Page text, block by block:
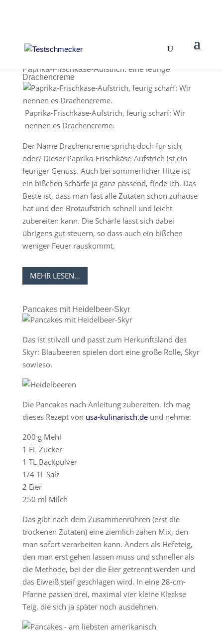
Paprika-Frischkäse-Aufstrich: eine feurige
Drachencreme
Paprika-Frischkäse-Aufstrich, feurig scharf: Wir
nennen es Drachencreme.
Der Name Drachencreme spricht doch für sich,
oder? Dieser Paprika-Frischkäse-Aufstrich ist ein
feuriger Genuss. Auch bei sommerlicher Hitze ist
ein bißchen Schärfe ja ganz passend, finde ich. Das
Beste ist, dass man fast alle Zutaten schon zuhause
hat und den Brotaufstrich schnell und leicht
zubereiten kann. Die Schärfe lässt sich dabei
übrigens gut steuern, so dass auch ein bißchen
weniger Feuer rauskommt.
MEHR LESEN…
Pancakes mit Heidelbeer-Skyr
Das ist stilvoll und passt zum Herkunftsland des
Skyr: Blaubeeren spielen dort eine große Rolle, Skyr
sowieso.
Die Pancakes nach Anleitung zubereiten. Ich mag
dieses Rezept von usa-kulinarisch.deund nehme:
200 g Mehl
1 EL Zucker
1 TL Backpulver
1/4 TL Salz
2 Eier
250 ml Milch
Das gibt nach dem Zusammenrühren (erst die
trockenen Zutaten) eine ziemlich zähen Mix, den
man sofort verarbeiten kann. Anders als Hefeteig,
den man erst gehen lassen muss und schneller als
die Methode, bei der die Eier getrennt werden und
das Eiweiß steif geschlagen wird. In eine 28-cm-
Pfanne passen drei, maximal vier kleine Kleckse
Teig, die sich ja später noch ausdehnen.